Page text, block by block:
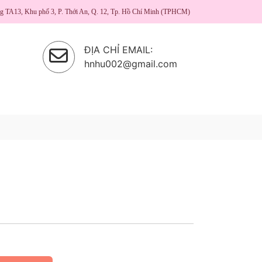
TA13, Khu phố 3, P. Thới An, Q. 12, Tp. Hồ Chí Minh (TPHCM)
ĐỊA CHỈ EMAIL:
hnhu002@gmail.com